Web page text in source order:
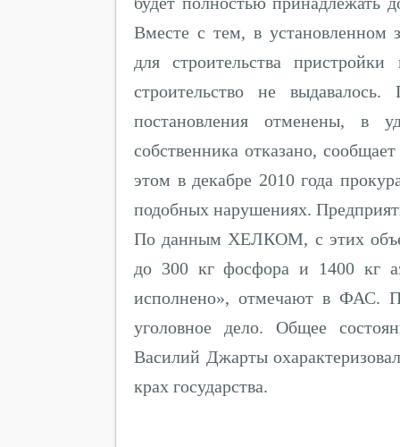
Вместе с тем, в установленном
для строительства
строительство не
постановления отменены, в
собственника отказано,
этом в декабре 2010 года
подобных нарушениях.
По данным ХЕЛКОМ, с этих
до 300 кг фосфора и 1400 кг
исполнено», отмечают в ФАС.
уголовное дело. Общее
Василий Джарты
крах государства.